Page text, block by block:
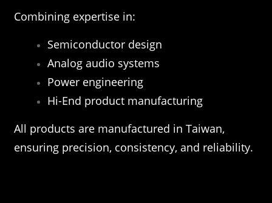
Combining expertise in:
Semiconductor design
Analog audio systems
Power engineering
Hi-End product manufacturing
All products are manufactured in Taiwan,
ensuring precision, consistency, and reliability.